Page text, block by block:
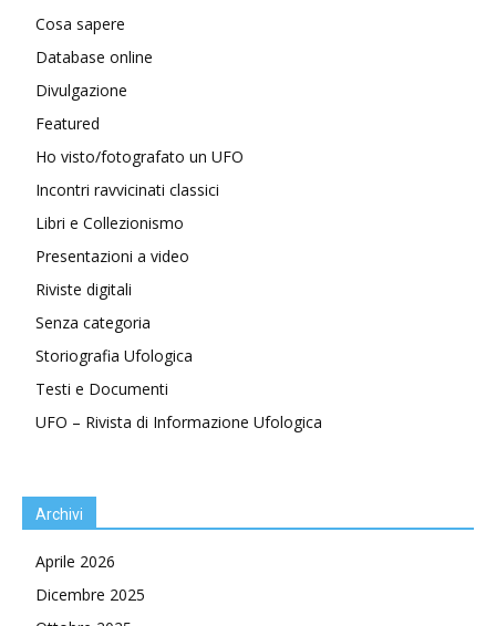
Cosa sapere
Database online
Divulgazione
Featured
Ho visto/fotografato un UFO
Incontri ravvicinati classici
Libri e Collezionismo
Presentazioni a video
Riviste digitali
Senza categoria
Storiografia Ufologica
Testi e Documenti
UFO – Rivista di Informazione Ufologica
Archivi
Aprile 2026
Dicembre 2025